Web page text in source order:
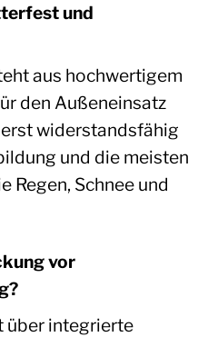
und
aus hochwertigem
den Außeneinsatz
widerstandsfähig
und die meisten
Regen, Schnee und
vor
über integrierte